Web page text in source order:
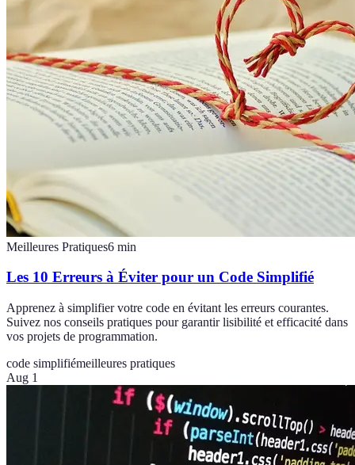
Meilleures Pratiques6 min
Les 10 Erreurs à Éviter pour un Code Simplifié
Apprenez à simplifier votre code en évitant les erreurs courantes.
Suivez nos conseils pratiques pour garantir lisibilité et efficacité dans
vos projets de programmation.
code simplifiémeilleures pratiques
Aug 1